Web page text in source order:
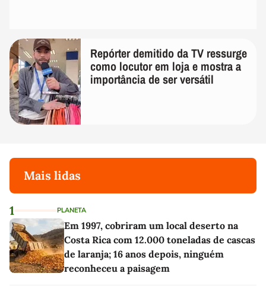
Repórter demitido da TV ressurge
como locutor em loja e mostra a
importância de ser versátil
Mais lidas
1 PLANETA
Em 1997, cobriram um local deserto na
Costa Rica com 12.000 toneladas de cascas
de laranja; 16 anos depois, ninguém
reconheceu a paisagem